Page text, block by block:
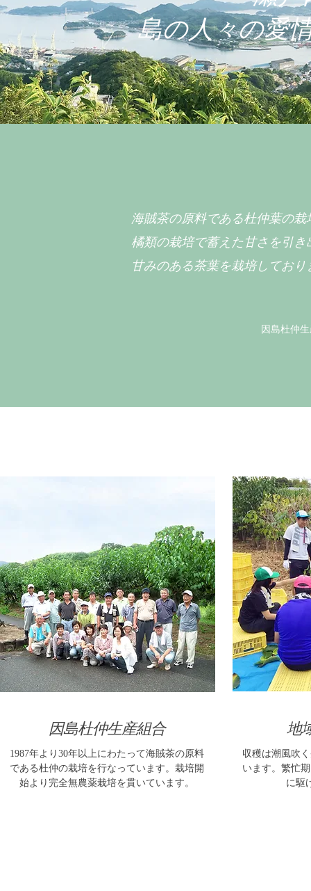
島の人々の愛
海賊茶の原料である杜仲葉の
橘類の栽培で蓄えた甘さを引
甘みのある茶葉を栽培しており
因島杜仲
因島杜仲生産組合
1987年より30年以上にわたって海賊茶の原料
である杜仲の栽培を行なっています。栽培開
始より完全無農薬栽培を貫いています。
地
収穫は潮風吹
います。繁忙
に駆